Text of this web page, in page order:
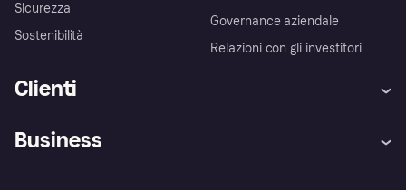
Sicurezza
Sostenibilità
Governance aziendale
Relazioni con gli investitori
Clienti
Assistenza
Business